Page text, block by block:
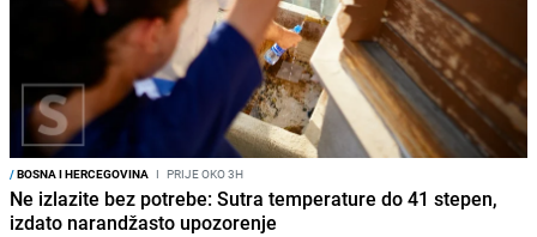
/BOSNA I HERCEGOVINA I PRIJE OKO 3H
Ne izlazite bez potrebe: Sutra temperature do 41 stepen,
izdato narandžasto upozorenje